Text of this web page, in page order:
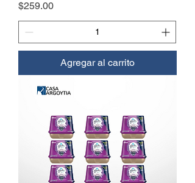
Precio
$259.00
Agregar al carrito